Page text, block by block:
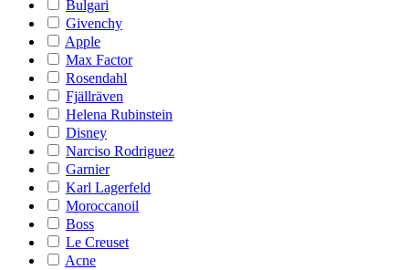
Bulgari
Givenchy
Apple
Max Factor
Rosendahl
Fjällräven
Helena Rubinstein
Disney
Narciso Rodriguez
Garnier
Karl Lagerfeld
Moroccanoil
Boss
Le Creuset
Acne